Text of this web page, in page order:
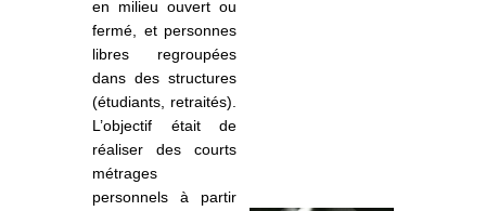
en milieu ouvert ou
fermé, et personnes
libres regroupées
dans des structures
(étudiants, retraités).
L’objectif était de
réaliser des courts
métrages
personnels à partir